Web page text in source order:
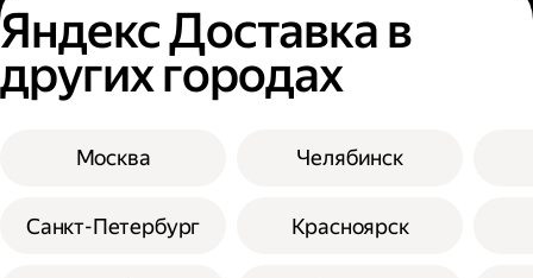
Яндекс Доставка в
других городах
Москва
Санкт-Петербург
Челябинск
Красноярск